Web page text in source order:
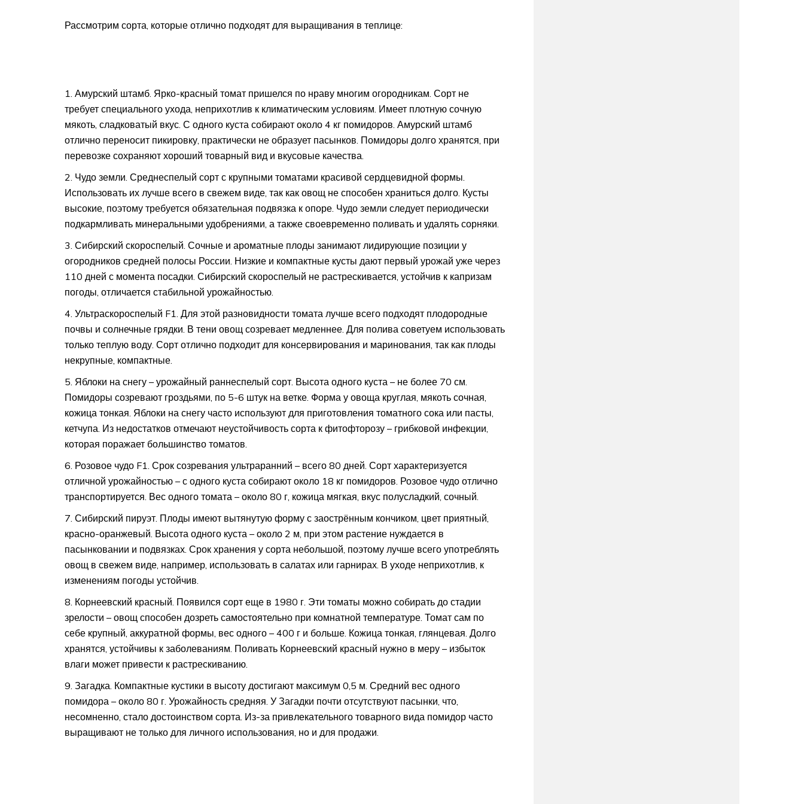
Рассмотрим сорта, которые отлично подходят для выращивания в теплице:
Амурский штамб. Ярко-красный томат пришелся по нраву многим огородникам. Сорт не
требует специального ухода, неприхотлив к климатическим условиям. Имеет плотную сочную
мякоть, сладковатый вкус. С одного куста собирают около 4 кг помидоров. Амурский штамб
отлично переносит пикировку, практически не образует пасынков. Помидоры долго хранятся, при
перевозке сохраняют хороший товарный вид и вкусовые качества.
Чудо земли. Среднеспелый сорт с крупными томатами красивой сердцевидной формы.
Использовать их лучше всего в свежем виде, так как овощ не способен храниться долго. Кусты
высокие, поэтому требуется обязательная подвязка к опоре. Чудо земли следует периодически
подкармливать минеральными удобрениями, а также своевременно поливать и удалять сорняки.
Сибирский скороспелый. Сочные и ароматные плоды занимают лидирующие позиции у
огородников средней полосы России. Низкие и компактные кусты дают первый урожай уже через
110 дней с момента посадки. Сибирский скороспелый не растрескивается, устойчив к капризам
погоды, отличается стабильной урожайностью.
Ультраскороспелый F1. Для этой разновидности томата лучше всего подходят плодородные
почвы и солнечные грядки. В тени овощ созревает медленнее. Для полива советуем использовать
только теплую воду. Сорт отлично подходит для консервирования и маринования, так как плоды
некрупные, компактные.
Яблоки на снегу – урожайный раннеспелый сорт. Высота одного куста – не более 70 см.
Помидоры созревают гроздьями, по 5-6 штук на ветке. Форма у овоща круглая, мякоть сочная,
кожица тонкая. Яблоки на снегу часто используют для приготовления томатного сока или пасты,
кетчупа. Из недостатков отмечают неустойчивость сорта к фитофторозу – грибковой инфекции,
которая поражает большинство томатов.
Розовое чудо F1. Срок созревания ультраранний – всего 80 дней. Сорт характеризуется
отличной урожайностью – с одного куста собирают около 18 кг помидоров. Розовое чудо отлично
транспортируется. Вес одного томата – около 80 г, кожица мягкая, вкус полусладкий, сочный.
Сибирский пируэт. Плоды имеют вытянутую форму с заострённым кончиком, цвет приятный,
красно-оранжевый. Высота одного куста – около 2 м, при этом растение нуждается в
пасынковании и подвязках. Срок хранения у сорта небольшой, поэтому лучше всего употреблять
овощ в свежем виде, например, использовать в салатах или гарнирах. В уходе неприхотлив, к
изменениям погоды устойчив.
Корнеевский красный. Появился сорт еще в 1980 г. Эти томаты можно собирать до стадии
зрелости – овощ способен дозреть самостоятельно при комнатной температуре. Томат сам по
себе крупный, аккуратной формы, вес одного – 400 г и больше. Кожица тонкая, глянцевая. Долго
хранятся, устойчивы к заболеваниям. Поливать Корнеевский красный нужно в меру – избыток
влаги может привести к растрескиванию.
Загадка. Компактные кустики в высоту достигают максимум 0,5 м. Средний вес одного
помидора – около 80 г. Урожайность средняя. У Загадки почти отсутствуют пасынки, что,
несомненно, стало достоинством сорта. Из-за привлекательного товарного вида помидор часто
выращивают не только для личного использования, но и для продажи.